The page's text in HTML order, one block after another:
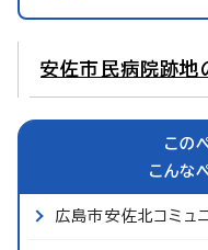
安佐市民病院跡地
この
こんな
広島市安佐北コミュ